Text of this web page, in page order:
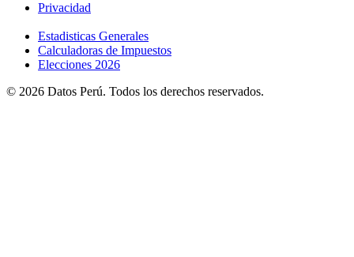
Privacidad
Estadisticas Generales
Calculadoras de Impuestos
Elecciones 2026
© 2026 Datos Perú. Todos los derechos reservados.